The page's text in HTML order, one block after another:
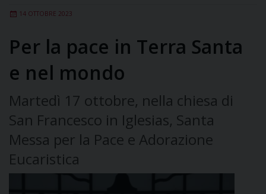
14 OTTOBRE 2023
Per la pace in Terra Santa
e nel mondo
Martedì 17 ottobre, nella chiesa di
San Francesco in Iglesias, Santa
Messa per la Pace e Adorazione
Eucaristica